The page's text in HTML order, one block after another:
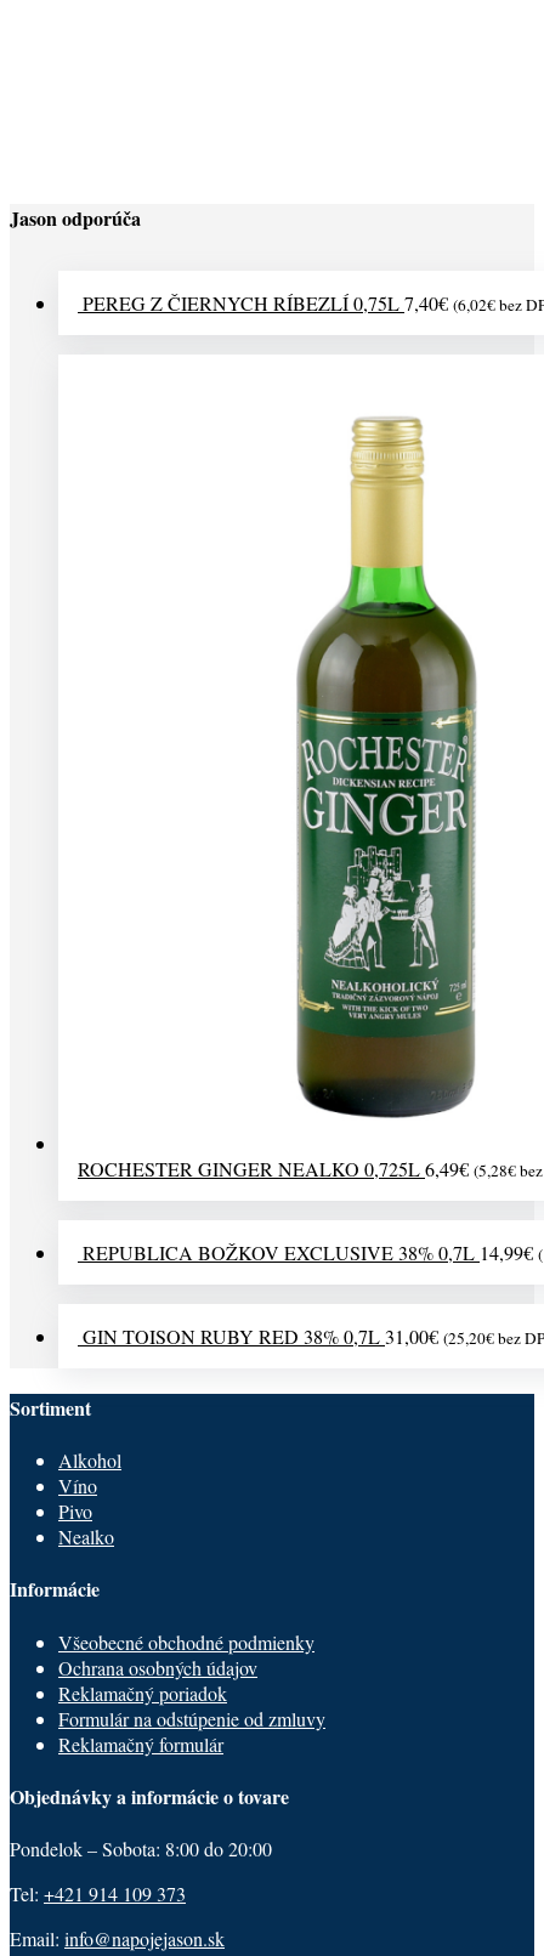
Jason odporúča
PEREG Z ČIERNYCH RÍBEZLÍ 0,75L7,40€ (6,02€bez
ROCHESTER GINGER NEALKO 0,725L6,49€ (5,28€
REPUBLICA BOŽKOV EXCLUSIVE 38% 0,7L 14,99€ (
GIN TOISON RUBY RED 38% 0,7L31,00€ (25,20€bez
Sortiment
Alkohol
Víno
Pivo
Nealko
Informácie
Všeobecné obchodné podmienky
Ochrana osobných údajov
Reklamačný poriadok
Formulár na odstúpenie od zmluvy
Reklamačný formulár
Objednávky a informácie o tovare
Pondelok – Sobota: 8:00 do 20:00
Tel: +421 914 109 373
Email: info@napojejason.sk